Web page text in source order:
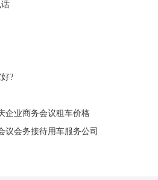
?
企业商务会议租车价格
议会务接待用车服务公司